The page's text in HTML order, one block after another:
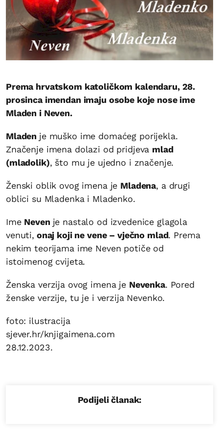
Prema hrvatskom katoličkom kalendaru, 28.
prosinca imendan imaju osobe koje nose ime
Mladen i Neven.
Mladen je muško ime domaćeg porijekla.
Značenje imena dolazi od pridjeva mlad
(mladolik), što mu je ujedno i značenje.
Ženski oblik ovog imena je Mladena, a drugi
oblici su Mladenka i Mladenko.
Ime Neven je nastalo od izvedenice glagola
venuti, onaj koji ne vene – vječno mlad. Prema
nekim teorijama ime Neven potiče od
istoimenog cvijeta.
Ženska verzija ovog imena je Nevenka. Pored
ženske verzije, tu je i verzija Nevenko.
foto: ilustracija
sjever.hr/knjigaimena.com
28.12.2023.
Podijeli članak: